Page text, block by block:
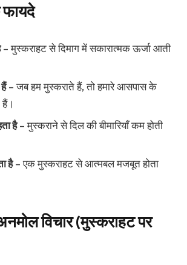
– मुस्कराहट से दिमाग में सकारात्मक ऊर्जा आती
– जब हम मुस्कराते हैं, तो हमारे आसपास के
है– मुस्कराने से दिल की बीमारियाँ कम होती
है– एक मुस्कराहट से आत्मबल मजबूत होता
विचार (मुस्कराहट पर